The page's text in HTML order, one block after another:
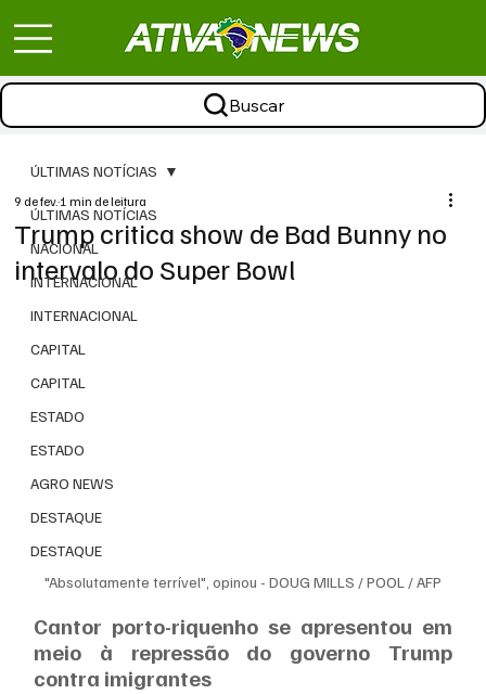
Buscar
ÚLTIMAS NOTÍCIAS
NACIONAL
INTERNACIONAL
INTERNACIONAL
CAPITAL
CAPITAL
ESTADO
ESTADO
AGRO NEWS
DESTAQUE
DESTAQUE
ÚLTIMAS NOTÍCIAS
Trump critica show de Bad Bunny no
intervalo do Super Bowl
9 de fev.1 min de leitura
"Absolutamente terrível", opinou - DOUG MILLS / POOL / AFP
Cantor porto-riquenho se apresentou em
meio à repressão do governo Trump
contra imigrantes